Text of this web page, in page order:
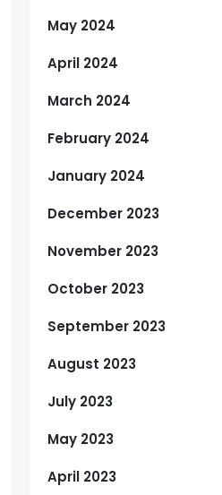
May 2024
April 2024
March 2024
February 2024
January 2024
December 2023
November 2023
October 2023
September 2023
August 2023
July 2023
May 2023
April 2023